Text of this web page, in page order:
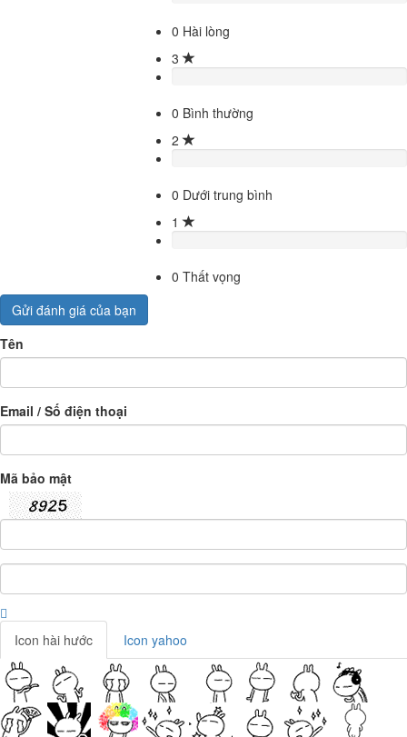
0 Hài lòng
3
0 Bình thường
2
0 Dưới trung bình
1
0 Thất vọng
Gửi đánh giá của bạn
Tên
Email / Số điện thoại
Mã bảo mật
Icon hài hước Icon yahoo